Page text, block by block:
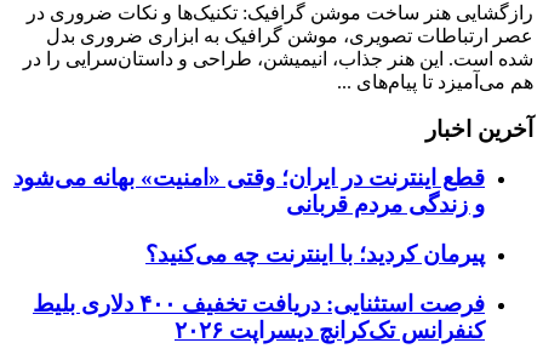
رازگشایی هنر ساخت موشن گرافیک: تکنیک‌ها و نکات ضروری در
عصر ارتباطات تصویری، موشن گرافیک به ابزاری ضروری بدل
شده است. این هنر جذاب، انیمیشن، طراحی و داستان‌سرایی را در
هم می‌آمیزد تا پیام‌های ...
آخرین اخبار
قطع اینترنت در ایران؛ وقتی «امنیت» بهانه می‌شود
و زندگی مردم قربانی
پیرمان کردید؛ با اینترنت چه می‌کنید؟
فرصت استثنایی: دریافت تخفیف ۴۰۰ دلاری بلیط
کنفرانس تک‌کرانچ دیسراپت ۲۰۲۶